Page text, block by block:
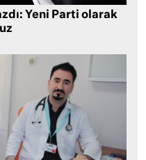
Yeni Parti olarak